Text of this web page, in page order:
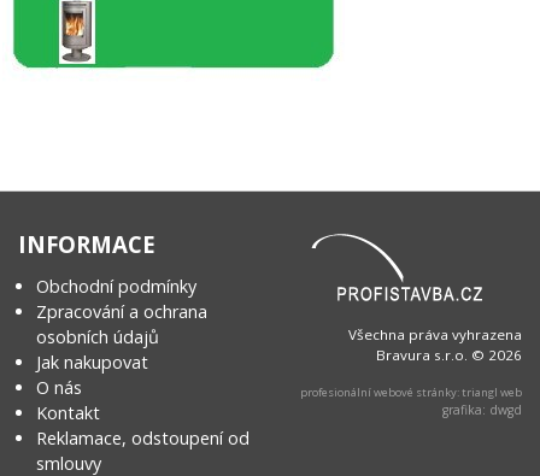
INFORMACE
Obchodní podmínky
Zpracování a ochrana
osobních údajů
Jak nakupovat
O nás
Kontakt
Reklamace, odstoupení od
smlouvy
Všechna práva vyhrazena
Bravura s.r.o. © 2026
profesionální webové stránky: triangl web
grafika: dwgd